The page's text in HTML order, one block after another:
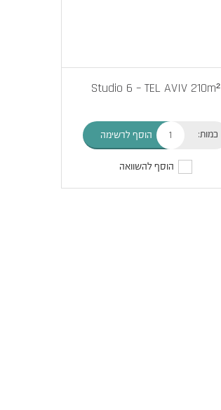
Studio 6 – TEL AVIV 210m²
כמות: הוסף לרשימה
הוסף להשוואה